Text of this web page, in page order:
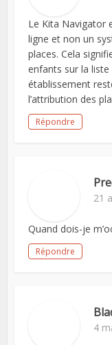
Le Kita Navigator
ligne et non un
places. Cela
enfants sur la liste
établissement
l’attribution des
Répondre
21
Quand dois-je
Répondre
4